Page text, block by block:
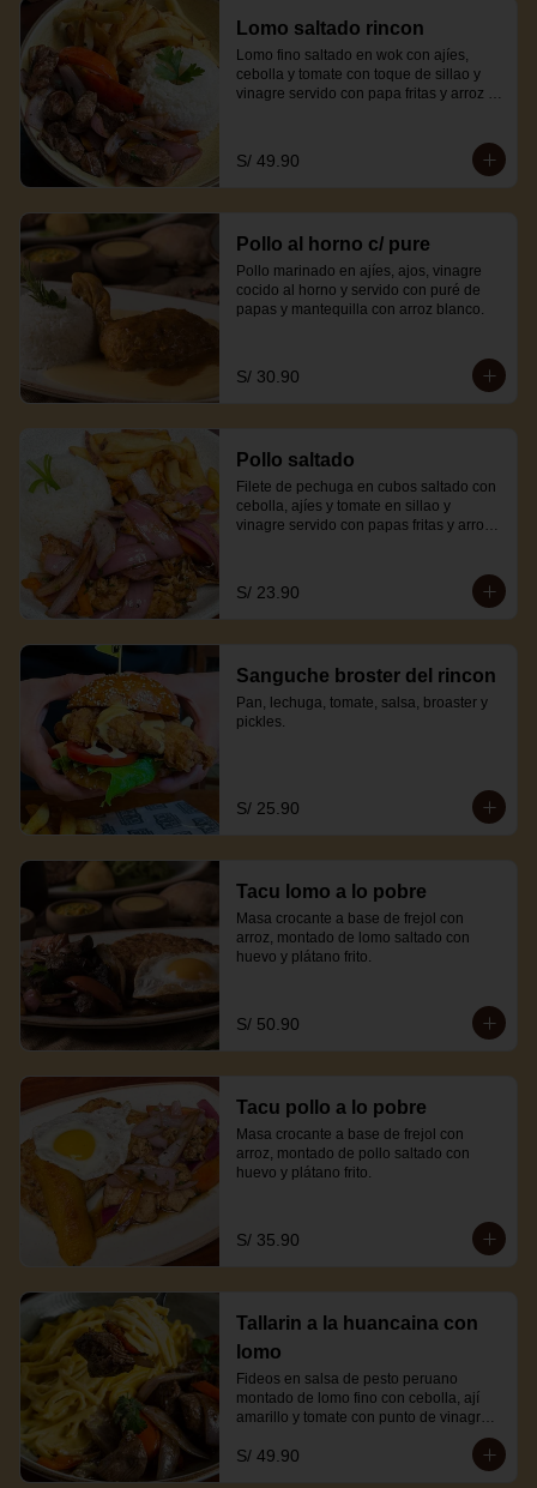
Lomo saltado rincon
Lomo fino saltado en wok con ajíes,
cebolla y tomate con toque de sillao y
vinagre servido con papa fritas y arroz
S/ 49.90
Pollo al horno c/ pure
Pollo marinado en ajíes, ajos, vinagre
cocido al horno y servido con puré de
papas y mantequilla con arroz blanco.
S/ 30.90
Pollo saltado
Filete de pechuga en cubos saltado con
cebolla, ajíes y tomate en sillao y
vinagre servido con papas fritas y arroz
S/ 23.90
Sanguche broster del rincon
Pan, lechuga, tomate, salsa, broaster y
pickles.
S/ 25.90
Tacu lomo a lo pobre
Masa crocante a base de frejol con
arroz, montado de lomo saltado con
huevo y plátano frito.
S/ 50.90
Tacu pollo a lo pobre
Masa crocante a base de frejol con
arroz, montado de pollo saltado con
huevo y plátano frito.
S/ 35.90
Tallarin a la huancaina con
lomo
Fideos en salsa de pesto peruano
montado de lomo fino con cebolla, ají
amarillo y tomate con punto de vinagre y
S/ 49.90